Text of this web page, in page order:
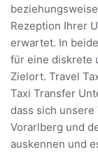
Rezeption Ihrer
erwartet. In
für eine diskrete
Zielort. Travel
Taxi Transfer
dass sich
Vorarlberg und
auskennen und